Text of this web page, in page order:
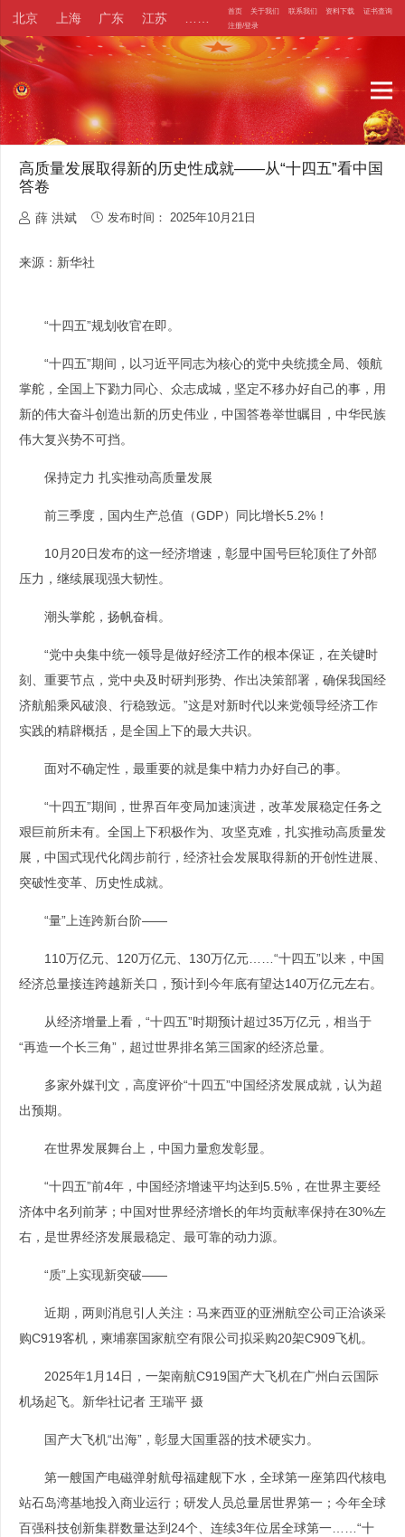
北京 上海 广东 江苏 首页 关于我们 联系我们 资料下载
证书查询
注册/登录
高质量发展取得新的历史性成就——从“十四五”看中国
答卷
薛 洪斌 发布时间：2025年10月21日
来源：新华社
“十四五”规划收官在即。
“十四五”期间，以习近平同志为核心的党中央统揽全局、领航
掌舵，全国上下勠力同心、众志成城，坚定不移办好自己的事，用
新的伟大奋斗创造出新的历史伟业，中国答卷举世瞩目，中华民族
伟大复兴势不可挡。
保持定力 扎实推动高质量发展
前三季度，国内生产总值（GDP）同比增长5.2%！
10月20日发布的这一经济增速，彰显中国号巨轮顶住了外部
压力，继续展现强大韧性。
潮头掌舵，扬帆奋楫。
“党中央集中统一领导是做好经济工作的根本保证，在关键时
刻、重要节点，党中央及时研判形势、作出决策部署，确保我国经
济航船乘风破浪、行稳致远。”这是对新时代以来党领导经济工作
实践的精辟概括，是全国上下的最大共识。
面对不确定性，最重要的就是集中精力办好自己的事。
“十四五”期间，世界百年变局加速演进，改革发展稳定任务之
艰巨前所未有。全国上下积极作为、攻坚克难，扎实推动高质量发
展，中国式现代化阔步前行，经济社会发展取得新的开创性进展、
突破性变革、历史性成就。
“量”上连跨新台阶——
110万亿元、120万亿元、130万亿元……“十四五”以来，中国
经济总量接连跨越新关口，预计到今年底有望达140万亿元左右。
从经济增量上看，“十四五”时期预计超过35万亿元，相当于
“再造一个长三角”，超过世界排名第三国家的经济总量。
多家外媒刊文，高度评价“十四五”中国经济发展成就，认为超
出预期。
在世界发展舞台上，中国力量愈发彰显。
“十四五”前4年，中国经济增速平均达到5.5%，在世界主要经
济体中名列前茅；中国对世界经济增长的年均贡献率保持在30%左
右，是世界经济发展最稳定、最可靠的动力源。
“质”上实现新突破——
近期，两则消息引人关注：马来西亚的亚洲航空公司正洽谈采
购C919客机，柬埔寨国家航空有限公司拟采购20架C909飞机。
2025年1月14日，一架南航C919国产大飞机在广州白云国际
机场起飞。新华社记者 王瑞平 摄
国产大飞机“出海”，彰显大国重器的技术硬实力。
第一艘国产电磁弹射航母福建舰下水，全球第一座第四代核电
站石岛湾基地投入商业运行；研发人员总量居世界第一；今年全球
百强科技创新集群数量达到24个、连续3年位居全球第一……“十